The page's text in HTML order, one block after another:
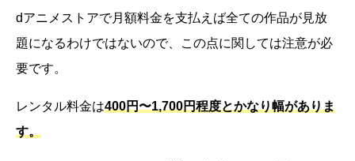
dアニメストアで月額料金を支払えば全ての作品が見放
題になるわけではないので、この点に関しては注意が必
要です。
レンタル料金は400円〜1,700円程度とかなり幅がありま
す。